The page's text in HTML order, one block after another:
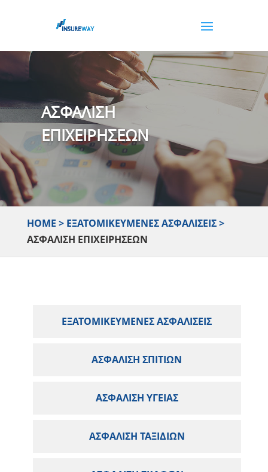
ΑΣΦΑΛΙΣΗ
ΕΠΙΧΕΙΡΗΣΕΩΝ
ΗΟΜΕ > ΕΞΑΤΟΜΙΚΕΥΜΈΝΕΣ ΑΣΦΑΛΊΣΕΙΣ>
ΑΣΦΆΛΙΣΗ ΕΠΙΧΕΙΡΉΣΕΩΝ
ΕΞΑΤΟΜΙΚΕΥΜΈΝΕΣ ΑΣΦΑΛΊΣΕΙΣ
ΑΣΦΆΛΙΣΗ ΣΠΙΤΙΏΝ
ΑΣΦΆΛΙΣΗ ΥΓΕΊΑΣ
ΑΣΦΆΛΙΣΗ ΤΑΞΙΔΙΏΝ